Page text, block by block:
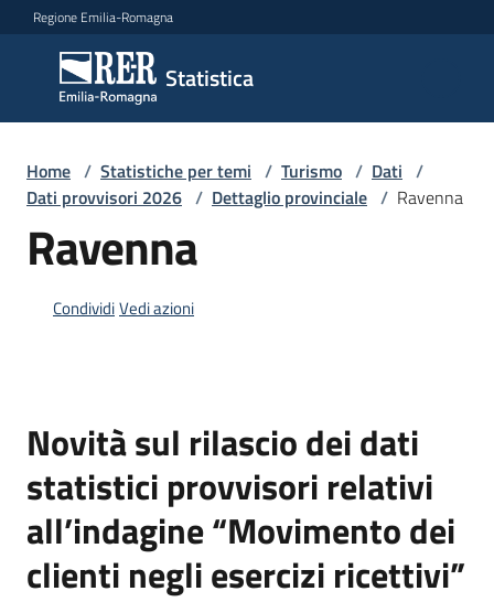
Vai al contenuto
Vai alla navigazione
Vai al footer
Regione Emilia-Romagna
Statistica
Statistica
Novità
Dati
Statistiche
per
temi
Home / Statistiche per temi / Turismo / Dati /
Dati provvisori 2026 / Dettaglio provinciale / Ravenna
Ravenna
CondividiVedi azioni
Novità sul rilascio dei dati
statistici provvisori relativi
all’indagine “Movimento dei
clienti negli esercizi ricettivi”